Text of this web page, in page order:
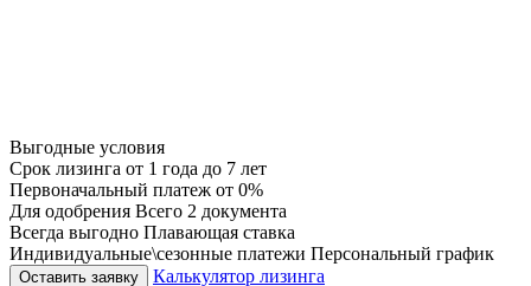
Выгодные условия
Срок лизинга от 1 года до 7 лет
Первоначальный платеж от 0%
Для одобрения Всего 2 документа
Всегда выгодно Плавающая ставка
Индивидуальные\сезонные платежи Персональный график
Оставить заявку Калькулятор лизинга